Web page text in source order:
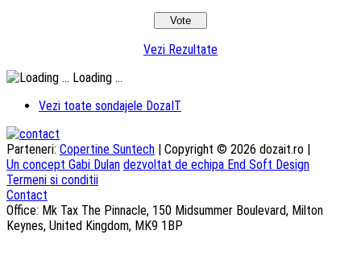
Vezi Rezultate
Loading ...
Vezi toate sondajele DozaIT
Parteneri: Copertine Suntech | Copyright © 2026 dozait.ro |
Un concept Gabi Dulan dezvoltat de echipa End Soft Design
Termeni si conditii
Contact
Office: Mk Tax The Pinnacle, 150 Midsummer Boulevard, Milton
Keynes, United Kingdom, MK9 1BP